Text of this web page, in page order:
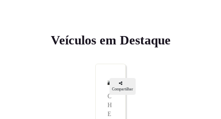
Veículos em Destaque
Compartilhar
C
H
E